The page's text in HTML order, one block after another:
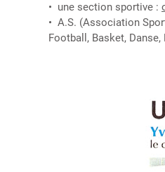
une section sportive :
A.S. (Association
Football, Basket,